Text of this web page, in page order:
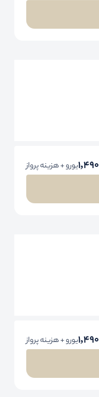
1,490یورو + هزینه پرواز
1,490یورو + هزینه پرواز